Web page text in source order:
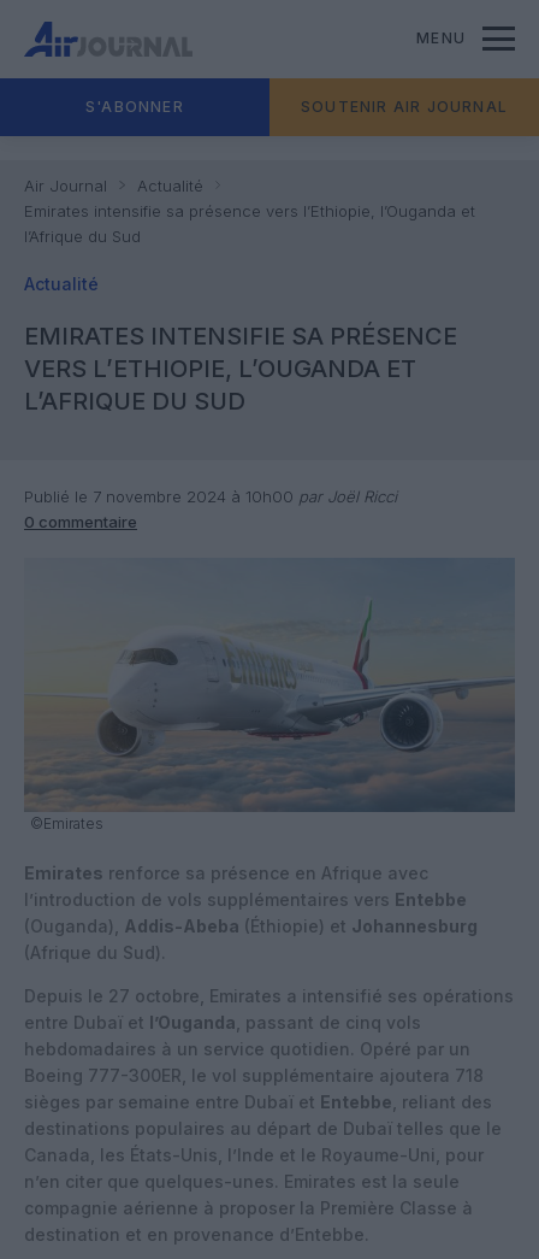
MENU
S'ABONNER SOUTENIR AIR JOURNAL
Air Journal
Actualité
Emirates intensifie sa présence vers l’Ethiopie, l’Ouganda et
l’Afrique du Sud
Actualité
EMIRATES INTENSIFIE SA PRÉSENCE
VERS L’ETHIOPIE, L’OUGANDA ET
L’AFRIQUE DU SUD
Publié le 7 novembre 2024 à 10h00 par Joël Ricci
0 commentaire
©Emirates
Emirates renforce sa présence en Afrique avec
l’introduction de vols supplémentaires vers Entebbe
(Ouganda),
Addis-Abeba (Éthiopie) et Johannesburg
(Afrique du Sud).
Depuis le 27 octobre, Emirates a intensifié ses opérations
entre Dubaï et l’Ouganda , passant de cinq vols
hebdomadaires à un service quotidien. Opéré par un
Boeing 777-300ER, le vol supplémentaire ajoutera 718
sièges par semaine entre Dubaï et Entebbe , reliant des
destinations populaires au départ de Dubaï telles que le
Canada, les États-Unis, l’Inde et le Royaume-Uni, pour
n’en citer que quelques-unes. Emirates est la seule
compagnie aérienne à proposer la Première Classe à
destination et en provenance d’Entebbe.